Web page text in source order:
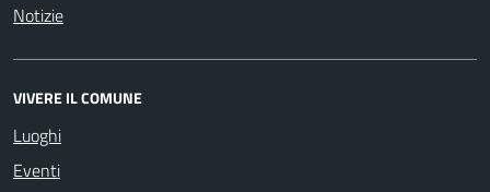
Notizie
VIVERE IL COMUNE
Luoghi
Eventi